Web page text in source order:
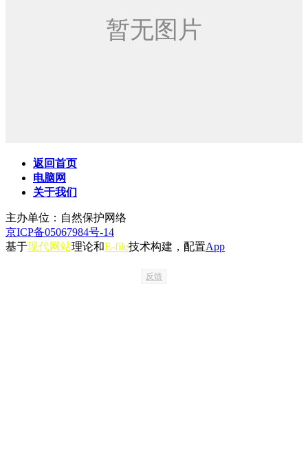
返回首页
电脑网
关于我们
主办单位：自然保护网络
京ICP备05067984号-14
基于现代网站理论和E-file技术构建，配置App
反馈